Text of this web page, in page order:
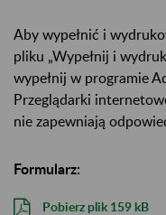
Aby wypełnić i
pliku „Wypełnij i
wypełnij w programie
Przeglądarki
nie zapewniają
Formularz:
Pobierz plik 159 kB